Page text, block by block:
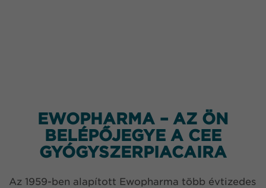
EWOPHARMA – AZ ÖN
BELÉPŐJEGYE A CEE
GYÓGYSZERPIACAIRA
Az 1959-ben alapított Ewopharma több évtizedes